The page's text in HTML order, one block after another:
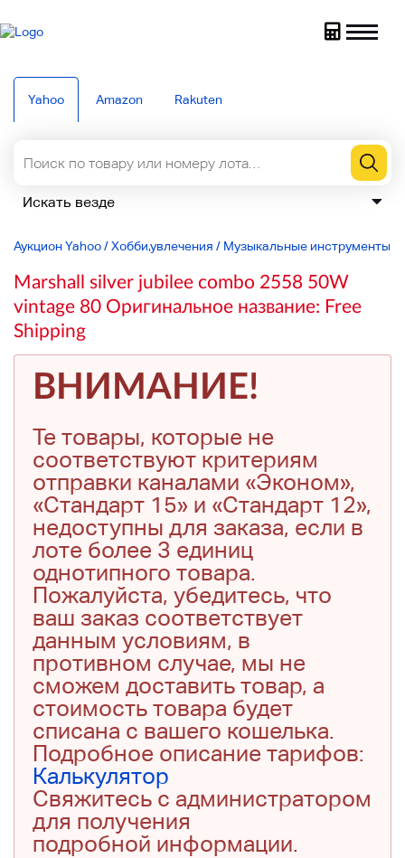
Yahoo Amazon Rakuten
Аукцион Yahoo/Хобби,увлечения / Музыкальные инструменты
Marshall silver jubilee combo 2558 50W
vintage 80 Оригинальное название: Free
Shipping
ВНИМАНИЕ!
Те товары, которые не
соответствуют критериям
отправки каналами «Эконом»,
«Стандарт 15» и «Стандарт 12»,
недоступны для заказа, если в
лоте более 3 единиц
однотипного товара.
Пожалуйста, убедитесь, что
ваш заказ соответствует
данным условиям, в
противном случае, мы не
сможем доставить товар, а
стоимость товара будет
списана с вашего кошелька.
Подробное описание тарифов:
Калькулятор
Свяжитесь с администратором
для получения
подробной информации.